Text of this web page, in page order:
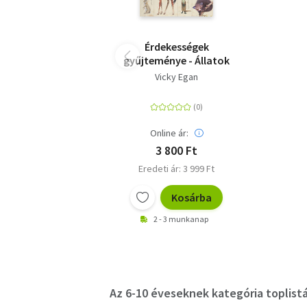
Érdekességek
gyűjteménye - Állatok
Vicky Egan
Online ár:
3 800 Ft
Eredeti ár: 3 999 Ft
Kosárba
2 - 3 munkanap
Az 6-10 éveseknek kategória